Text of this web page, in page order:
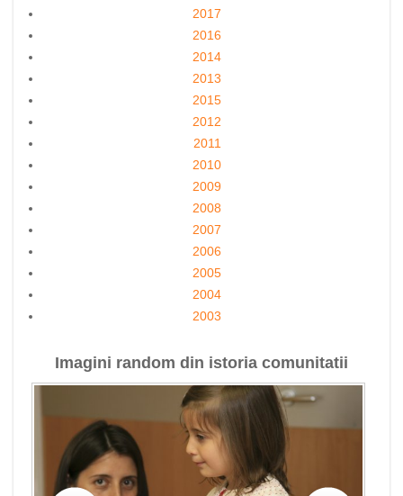
2017
2016
2014
2013
2015
2012
2011
2010
2009
2008
2007
2006
2005
2004
2003
Imagini random din istoria comunitatii